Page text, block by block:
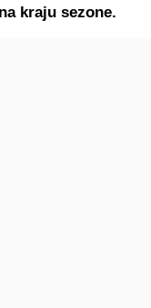
kraju sezone.